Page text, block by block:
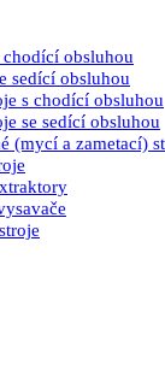
obsluhou
sedící obsluhou
s chodící obsluhou
se sedící obsluhou
(mycí a zametací)